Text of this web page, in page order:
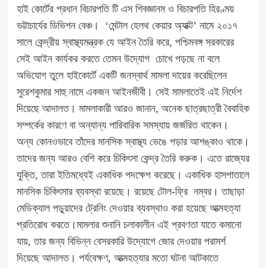
হাই কোর্টের প্রধান বিচারপতি টি এস শিবজ্ঞানম ও বিচারপতি হিরণ্ময়
ভট্টাচার্যের ডিভিশন বেঞ্চ। ‘মেন্টাল হেলথ কেয়ার অ্যাক্ট’ নামে ২০১৭
সালে কেন্দ্রীয় স্বাস্থ্যমন্ত্রক যে আইন তৈরি করে, পশ্চিমবঙ্গ সরকারের
সেই আইন কার্যকর করতে তেমন উদ্যোগ চোখে পড়ছে না বলে
অভিযোগ তুলে হাইকোর্টে একটি জনস্বার্থ মামলা দায়ের করেছিলেন
সুরেশকুমার সাহু নামে একজন আইনজীবী। সেই মামলাতেই এই নির্দেশ
দিয়েছে আদালত। মামলাকারী আরও জানান, অনেক ছাত্রছাত্রী বৈবাহিক
সম্পর্কের কারণে বা অন্যান্য পারিবারিক সমস্যায় জর্জরিত থাকেন।
অন্য কোনওভাবে তাঁদের মানসিক স্বাস্থ্য ভেঙে পড়ার আশঙ্কাও থাকে।
তাদের জন্য আরও বেশি করে চিকিৎসা কেন্দ্র তৈরি করুক। এতে রাজ্যের
যুক্তি, তারা ইতিমধ্যেই একাধিক পদক্ষেপ করেছে। একাধিক হাসপাতালে
মানসিক চিকিৎসার ব্যবস্থা রয়েছে। রয়েছে টোল-ফ্রি নম্বর। তাছাড়া
মেডিক্যাল পড়ুয়াদের ট্রেনিং দেওয়ার ব্যবস্থাও করা হয়েছে আত্মহত্যা
প্রতিরোধ করতে।মামলার শুনানি চলাকালীন এই প্রবণতা যাতে কমানো
যায়, তার জন্য বিভিন্ন বেসরকারি উদ্যোগে জোর দেওয়ার পরামর্শ
দিয়েছে আদালত। পর্যবেক্ষণ, আত্মহত্যার মতো ঘটনা আটকাতে